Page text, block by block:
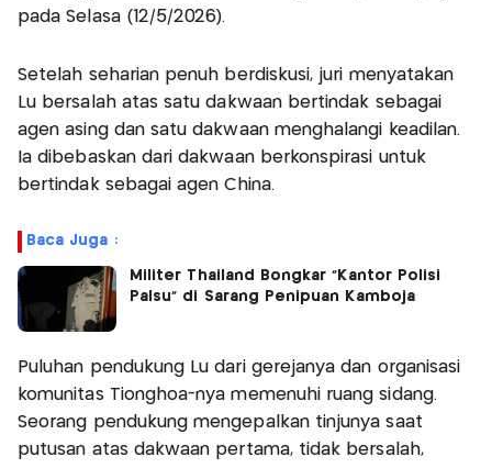
pada Selasa (12/5/2026).
Setelah seharian penuh berdiskusi, juri menyatakan
Lu bersalah atas satu dakwaan bertindak sebagai
agen asing dan satu dakwaan menghalangi keadilan.
Ia dibebaskan dari dakwaan berkonspirasi untuk
bertindak sebagai agen China.
Baca Juga :
Militer Thailand Bongkar "Kantor Polisi
Palsu" di Sarang Penipuan Kamboja
Puluhan pendukung Lu dari gerejanya dan organisasi
komunitas Tionghoa-nya memenuhi ruang sidang.
Seorang pendukung mengepalkan tinjunya saat
putusan atas dakwaan pertama, tidak bersalah,